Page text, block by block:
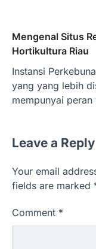
Mengenal Situs
Hortikultura Riau
Instansi
yang yang lebih
mempunyai
Leave a Reply
Your email
fields are marked
Comment *